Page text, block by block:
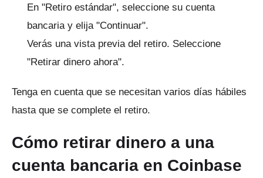
En "Retiro estándar", seleccione su cuenta
bancaria y elija "Continuar".
Verás una vista previa del retiro. Seleccione
"Retirar dinero ahora".
Tenga en cuenta que se necesitan varios días hábiles
hasta que se complete el retiro.
Cómo retirar dinero a una
cuenta bancaria en Coinbase